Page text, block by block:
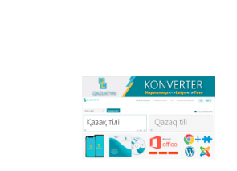
чтения.
Qazlatyn.kz -
многофункциональный
конвертер, который
выполняет функции
перевода текста с